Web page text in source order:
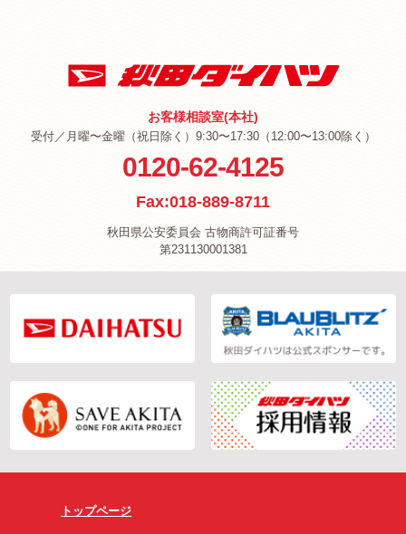
お客様相談室(本社)
受付／月曜〜金曜（祝日除く）9:30〜17:30（12:00〜13:00除く）
0120-62-4125
Fax:018-889-8711
秋田県公安委員会 古物商許可証番号
第231130001381
トップページ